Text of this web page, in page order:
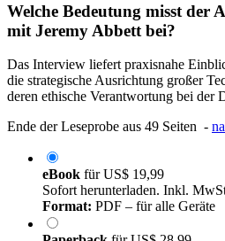
Welche Bedeutung misst der
mit Jeremy Abbett bei?
Das Interview liefert praxisnahe
die strategische Ausrichtung großer
deren ethische Verantwortung bei der
Ende der Leseprobe aus 49 Seiten -
eBook fürUS$ 19,99
Sofort herunterladen. Inkl.
Format: PDF – für alle Geräte